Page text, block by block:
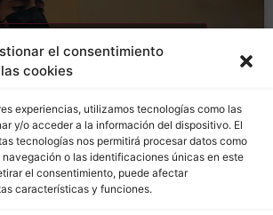
el consentimiento
cookies
experiencias, utilizamos tecnologías como las
y/o acceder a la información del dispositivo. El
tecnologías nos permitirá procesar datos como
o las identificaciones únicas en este
el consentimiento, puede afectar
características y funciones.
clic para aceptar cookies de
y permitir este contenido